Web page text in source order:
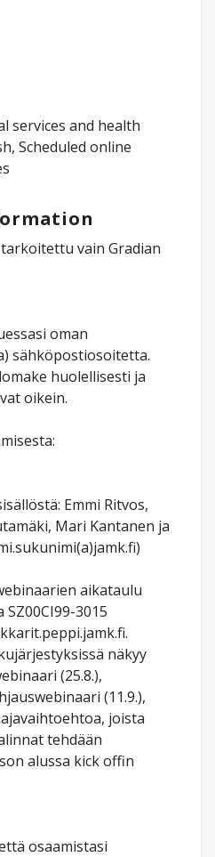
services and health
Scheduled online
vain Gradian
oman
sähköpostiosoitetta.
huolellisesti ja
oikein.
Emmi Ritvos,
Mari Kantanen ja
aikataulu
3015
näkyy
(25.8.),
(11.9.),
joista
tehdään
alussa kick offin
osaamistasi